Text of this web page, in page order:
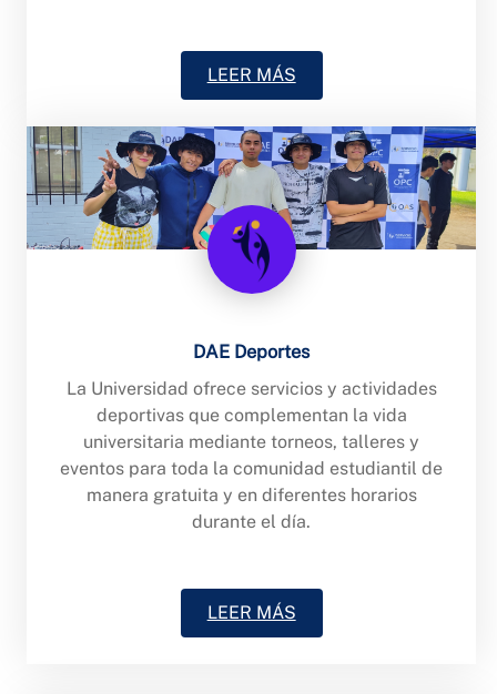
LEER MÁS
DAE Deportes
La Universidad ofrece servicios y actividades
deportivas que complementan la vida
universitaria mediante torneos, talleres y
eventos para toda la comunidad estudiantil de
manera gratuita y en diferentes horarios
durante el día.
LEER MÁS